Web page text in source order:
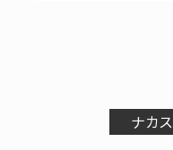
ナカ